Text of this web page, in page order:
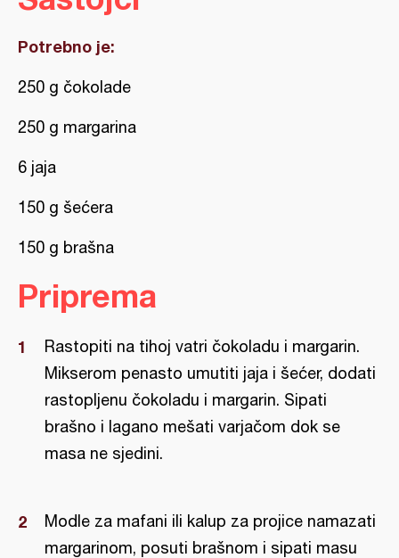
Potrebno je:
250 g čokolade
250 g margarina
6 jaja
150 g šećera
150 g brašna
Priprema
Rastopiti na tihoj vatri čokoladu i margarin.
Mikserom penasto umutiti jaja i šećer, dodati
rastopljenu čokoladu i margarin. Sipati
brašno i lagano mešati varjačom dok se
masa ne sjedini.
Modle za mafani ili kalup za projice namazati
margarinom, posuti brašnom i sipati masu